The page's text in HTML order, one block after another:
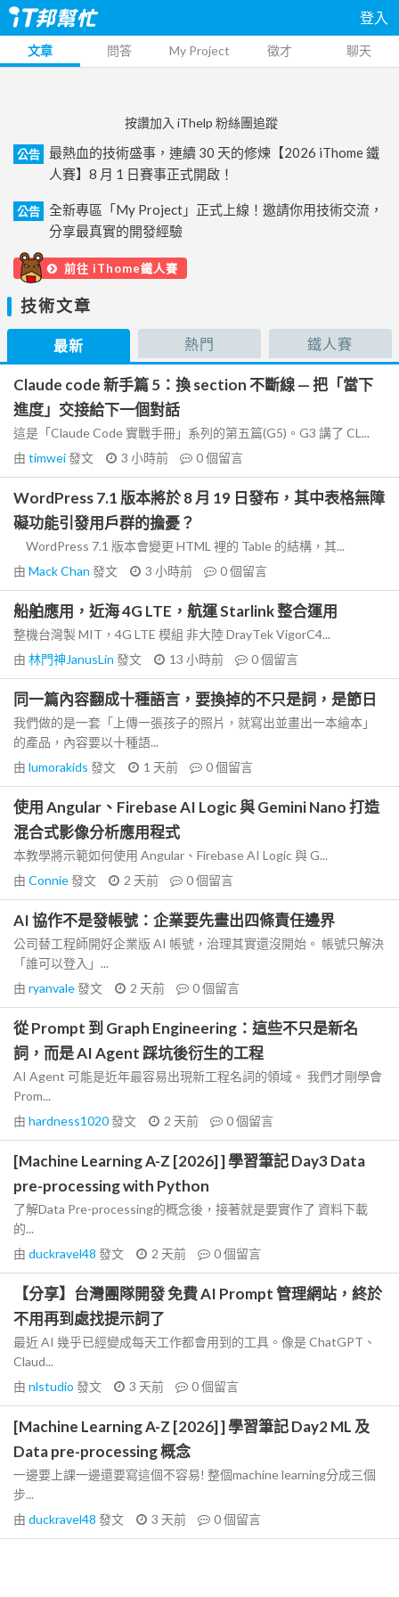
登入
文章 問答 My Project 徵才 聊天
按讚加入 iThelp 粉絲團追蹤
公告
最熱血的技術盛事，連續 30 天的修煉【2026 iThome 鐵
人賽】8 月 1 日賽事正式開啟！
公告
全新專區「My Project」正式上線！邀請你用技術交流，
分享最真實的開發經驗
前往 iThome鐵人賽
技術文章
最新 熱門 鐵人賽
Claude code 新手篇 5：換 section 不斷線 — 把「當下
進度」交接給下一個對話
這是「Claude Code 實戰手冊」系列的第五篇(G5)。G3 講了 CL...
由 timwei發文 3 小時前 0個留言
WordPress 7.1 版本將於 8 月 19 日發布，其中表格無障
礙功能引發用戶群的擔憂？
WordPress 7.1 版本會變更 HTML 裡的 Table 的結構，其...
由 Mack Chan 發文 3 小時前 0個留言
船舶應用，近海 4G LTE，航運 Starlink 整合運用
整機台灣製 MIT，4G LTE 模組 非大陸 DrayTek VigorC4...
由 林門神JanusLin 發文 13 小時前 0個留言
同一篇內容翻成十種語言，要換掉的不只是詞，是節日
我們做的是一套「上傳一張孩子的照片，就寫出並畫出一本繪本」
的產品，內容要以十種語...
由 lumorakids 發文 1 天前 0個留言
使用 Angular、Firebase AI Logic 與 Gemini Nano 打造
混合式影像分析應用程式
本教學將示範如何使用 Angular、Firebase AI Logic 與 G...
由 Connie發文 2 天前 0個留言
AI 協作不是發帳號：企業要先畫出四條責任邊界
公司替工程師開好企業版 AI 帳號，治理其實還沒開始。 帳號只解決
「誰可以登入」...
由 ryanvale發文 2 天前 0個留言
從 Prompt 到 Graph Engineering：這些不只是新名
詞，而是 AI Agent 踩坑後衍生的工程
AI Agent 可能是近年最容易出現新工程名詞的領域。 我們才剛學會
Prom...
由 hardness1020發文 2 天前 0個留言
[Machine Learning A-Z [2026] ] 學習筆記 Day3 Data
pre-processing with Python
了解Data Pre-processing的概念後，接著就是要實作了 資料下載
的...
由 duckravel48 發文 2 天前 0個留言
【分享】台灣團隊開發 免費 AI Prompt 管理網站，終於
不用再到處找提示詞了
最近 AI 幾乎已經變成每天工作都會用到的工具。像是 ChatGPT、
Claud...
由 nlstudio 發文 3 天前 0個留言
[Machine Learning A-Z [2026] ] 學習筆記 Day2 ML 及
Data pre-processing 概念
一邊要上課一邊還要寫這個不容易! 整個machine learning分成三個
步...
由 duckravel48 發文 3 天前 0個留言